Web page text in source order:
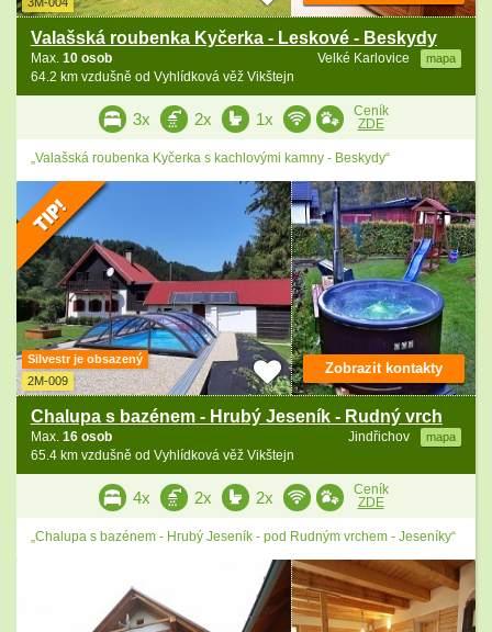
Valašská roubenka Kyčerka - Leskové - Beskydy
Velké Karlovice mapa
Max. 10 osob
64.2 km vzdušně od Vyhlídková věž Vikštejn
3x 2x 1x
Ceník
ZDE
„Valašská roubenka Kyčerka s kachlovými kamny - Beskydy“
Silvestr je obsazený
2M-009
Chalupa s bazénem - Hrubý Jeseník - Rudný vrch
Jindřichov mapa
Max. 16 osob
65.4 km vzdušně od Vyhlídková věž Vikštejn
Zobrazit kontakty
4x 2x 2x
Ceník
ZDE
„Chalupa s bazénem - Hrubý Jeseník - pod Rudným vrchem - Jeseníky“